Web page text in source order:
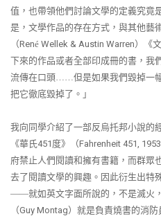
值，也帶領他們討論文學的定義究竟
是，文學作品的存在方式，與其他藝
（René Wellek & Austin Warren）《
下來的作品或者全部印成冊的書，我
流傳在口頭……但是如果我們毀掉一
把它徹底毀掉了。」
我向同學介紹了一部反烏托邦小說的
《華氏451 度》（Fahrenheit 451, 1953
府禁止人們閱讀和擁有書籍，而群眾
去了閱讀文學的興趣。因此衍生出特
——就如英文字面所說的，不是滅火
（Guy Montag）就是負責燒書的消